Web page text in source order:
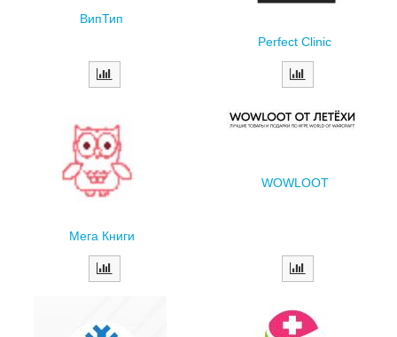
ВипТип
Perfect Clinic
Мега Книги
WOWLOOT